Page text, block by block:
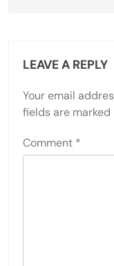
LEAVE A REPLY
Your email
fields are marked
Comment *